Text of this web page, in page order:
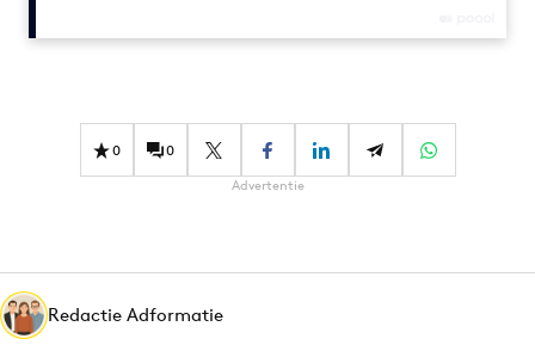
Diversiteit
Interne communicatie
Martech
Media
0 0
Advertentie
Redactie Adformatie